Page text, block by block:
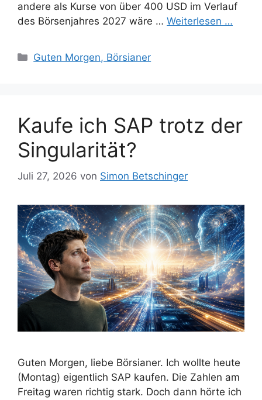
andere als Kurse von über 400 USD im Verlauf
des Börsenjahres 2027 wäre … Weiterlesen …
Kategorien
Guten Morgen, Börsianer
Kaufe ich SAP trotz der
Singularität?
Juli 27, 2026 von Simon Betschinger
Guten Morgen, liebe Börsianer. Ich wollte heute
(Montag) eigentlich SAP kaufen. Die Zahlen am
Freitag waren richtig stark. Doch dann hörte ich